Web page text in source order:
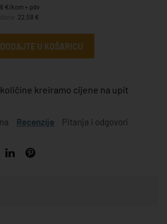
€/kom + pdv
22,58 €
DODAJTE U KOŠARICU
kreiramo cijene na upit
Recenzije Pitanja i odgovori